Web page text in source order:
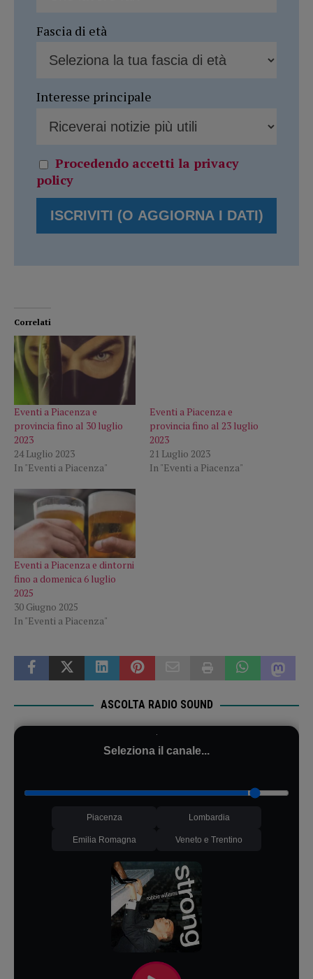
Fascia di età
Interesse principale
Procedendo accetti la privacy
policy
Correlati
Eventi a Piacenza e
provincia fino al 30 luglio
2023
24 Luglio 2023
In "Eventi a Piacenza"
Eventi a Piacenza e
provincia fino al 23 luglio
2023
21 Luglio 2023
In "Eventi a Piacenza"
Eventi a Piacenza e dintorni
fino a domenica 6 luglio
2025
30 Giugno 2025
In "Eventi a Piacenza"
ASCOLTA RADIO SOUND
Seleziona il canale...
Piacenza Lombardia
Emilia Romagna Veneto e Trentino